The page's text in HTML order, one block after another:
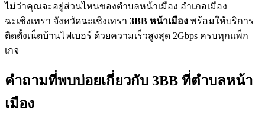
ไม่ว่าคุณจะอยู่ส่วนไหนของตำบลหน้าเมือง อำเภอเมือง
ฉะเชิงเทรา จังหวัดฉะเชิงเทรา 3BB หน้าเมือง พร้อมให้บริการ
ติดตั้งเน็ตบ้านไฟเบอร์ ด้วยความเร็วสูงสุด 2Gbps ครบทุกแพ็ก
เกจ
คำถามที่พบบ่อยเกี่ยวกับ 3BB ที่ตำบลหน้า
เมือง